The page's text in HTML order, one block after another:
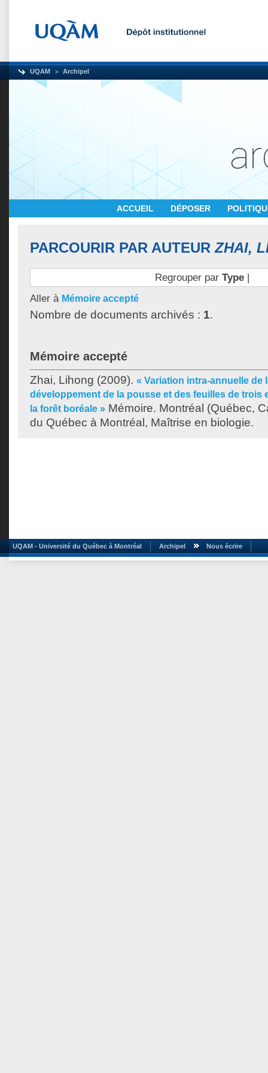
UQAM Archipel
ACCUEIL DÉPOSER
PARCOURIR PAR AUTEURZHAI,
Regrouper par Type|
Aller à Mémoire accepté
Nombre de documents archivés : 1.
Mémoire accepté
Zhai, Lihong (2009). « Variation intra-annuelle de
développement de la pousse et des feuilles de trois
la forêt boréale » Mémoire. Montréal (Québec,
du Québec à Montréal, Maîtrise en biologie.
UQAM - Université du Québec à Montréal Archipel Nous écrire